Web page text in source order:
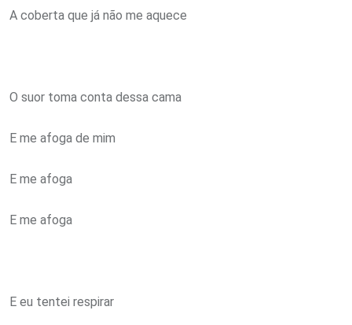
A coberta que já não me aquece
O suor toma conta dessa cama
E me afoga de mim
E me afoga
E me afoga
E eu tentei respirar